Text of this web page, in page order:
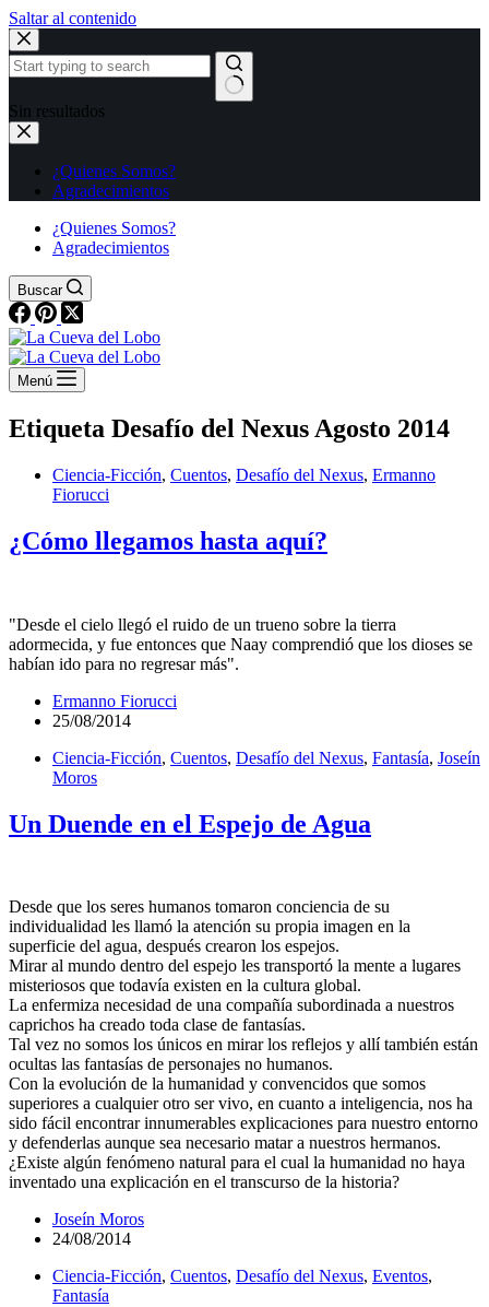
Saltar al contenido
Sin resultados
¿Quienes Somos?
Agradecimientos
¿Quienes Somos?
Agradecimientos
Buscar
Menú
Etiqueta Desafío del Nexus Agosto 2014
Ciencia-Ficción, Cuentos, Desafío del Nexus, Ermanno
Fiorucci
¿Cómo llegamos hasta aquí?
"Desde el cielo llegó el ruido de un trueno sobre la tierra
adormecida, y fue entonces que Naay comprendió que los dioses se
habían ido para no regresar más".
Ermanno Fiorucci
25/08/2014
Ciencia-Ficción, Cuentos, Desafío del Nexus, Fantasía, Joseín
Moros
Un Duende en el Espejo de Agua
Desde que los seres humanos tomaron conciencia de su
individualidad les llamó la atención su propia imagen en la
superficie del agua, después crearon los espejos.
Mirar al mundo dentro del espejo les transportó la mente a lugares
misteriosos que todavía existen en la cultura global.
La enfermiza necesidad de una compañía subordinada a nuestros
caprichos ha creado toda clase de fantasías.
Tal vez no somos los únicos en mirar los reflejos y allí también están
ocultas las fantasías de personajes no humanos.
Con la evolución de la humanidad y convencidos que somos
superiores a cualquier otro ser vivo, en cuanto a inteligencia, nos ha
sido fácil encontrar innumerables explicaciones para nuestro entorno
y defenderlas aunque sea necesario matar a nuestros hermanos.
¿Existe algún fenómeno natural para el cual la humanidad no haya
inventado una explicación en el transcurso de la historia?
Joseín Moros
24/08/2014
Ciencia-Ficción, Cuentos, Desafío del Nexus, Eventos,
Fantasía